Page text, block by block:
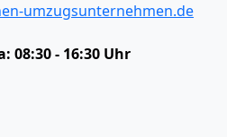
umzugsunternehmen.de
08:30 - 16:30 Uhr